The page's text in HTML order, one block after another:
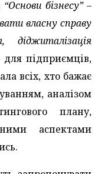
“Основи бізнесу” –
власну справу
підприємців,
всіх, хто бажає
аналізом
плану,
аспектами